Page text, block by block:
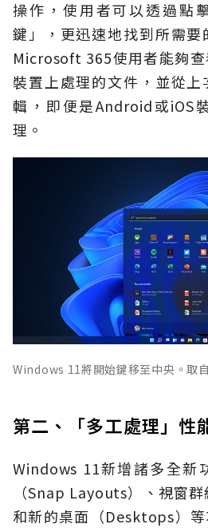
操作，使用者可以透過點
鍵」，更迅速地找到所需
Microsoft 365使用者能夠
裝置上處理的文件，並從
輯，即便是Android或iOS
理。
Windows 11將開始鍵移至中央。取
第二、「多工處理」性
Windows 11新增諸多全新
（Snap Layouts）、視窗
和新的桌面（Desktops）